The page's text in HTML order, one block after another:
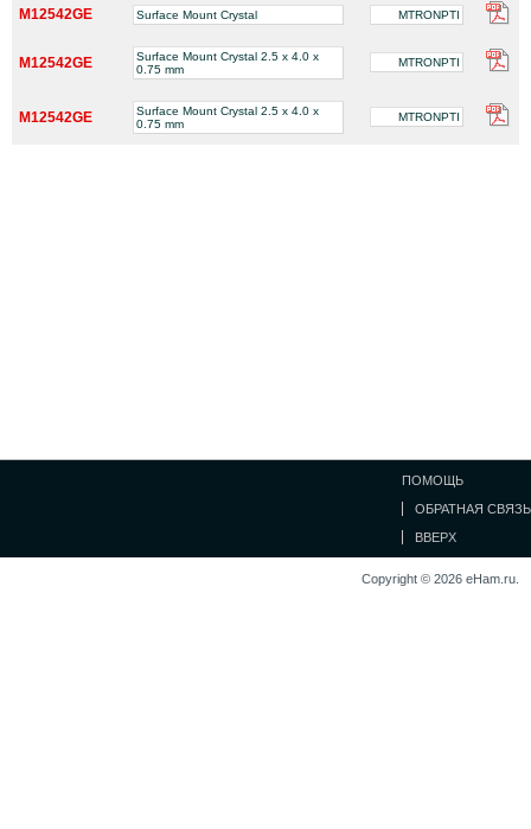
M12542GE Surface Mount Crystal MTRONPTI
M12542GE
Surface Mount Crystal 2.5 x 4.0 x
0.75 mm
MTRONPTI
M12542GE
Surface Mount Crystal 2.5 x 4.0 x
0.75 mm
MTRONPTI
ПОМОЩЬ
ОБРАТНАЯ СВЯЗЬ
ВВЕРХ
Copyright © 2026 eHam.ru.